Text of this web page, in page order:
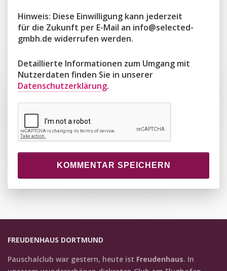
Hinweis: Diese Einwilligung kann jederzeit
für die Zukunft per E-Mail an info@selected-
gmbh.de widerrufen werden.
Detaillierte Informationen zum Umgang mit
Nutzerdaten finden Sie in unserer
Datenschutzerklärung.
KOMMENTAR SPEICHERN
FREUDENHAUS DORTMUND
Pauschalclub war gestern, heute ist Freudenhaus. In